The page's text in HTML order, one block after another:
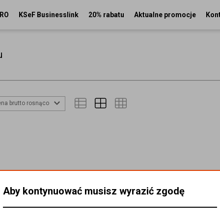
KSeF Businesslink 20% rabatu Aktualne promocje
brutto rosnąco
Aby kontynuować musisz wyrazić zgodę